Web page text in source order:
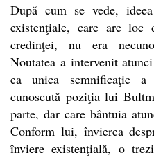
După cum se vede,
existenţiale, care are loc
credinţei, nu era
Noutatea a intervenit
ea unica semnificaţie
cunoscută poziţia lui
parte, dar care bântuia
Conform lui, învierea
înviere existenţială, o